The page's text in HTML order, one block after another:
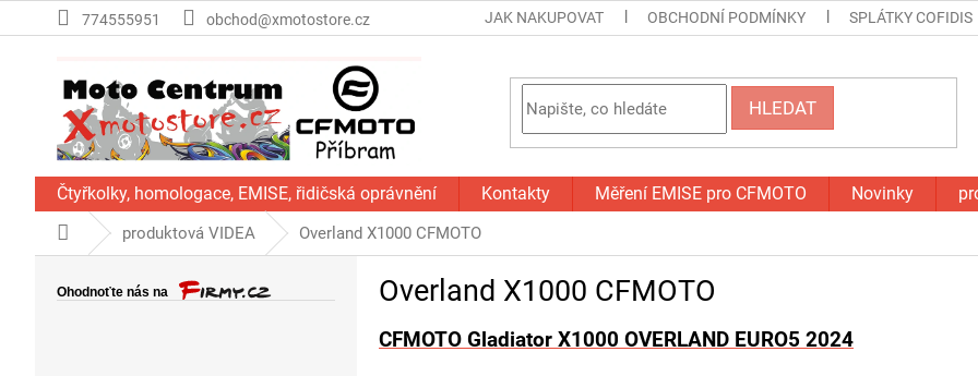
na
774555951 obchod@xmotostore.cz JAK NAKUPOVAT OBCHODNÍ PODMÍNKY SPLÁTKY COFIDIS
HLEDAT
Čtyřkolky, homologace, EMISE, řidičská oprávnění Kontakty Měření EMISE pro CFMOTO Novinky
Domů produktová VIDEA Overland X1000 CFMOTO
Overland X1000 CFMOTO
CFMOTO Gladiator X1000 OVERLAND EURO5 2024